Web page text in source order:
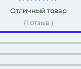
Отличный товар
(1 отзыв )